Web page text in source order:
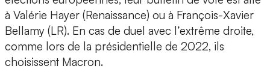
à Valérie Hayer (Renaissance) ou à François-Xavier
Bellamy (LR). En cas de duel avec l’extrême droite,
comme lors de la présidentielle de 2022, ils
choisissent Macron.